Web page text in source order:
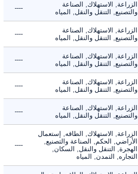
الزراعة, الاستهلاك, الصناعة
والتصنيع, التنقل والنقل, المياه
----
الزراعة, الاستهلاك, الصناعة
والتصنيع, التنقل والنقل, المياه
----
الزراعة, الاستهلاك, الصناعة
والتصنيع, التنقل والنقل, المياه
----
الزراعة, الاستهلاك, الصناعة
والتصنيع, التنقل والنقل, المياه
----
الزراعة, الاستهلاك, الصناعة
والتصنيع, التنقل والنقل, المياه
----
الزراعة, الاستهلاك, الطاقه, إستعمال
الأراضي, الحكم, الصناعة والتصنيع,
الهجرة, التنقل والنقل, السكان,
التجاره, التمدن, المياه
----